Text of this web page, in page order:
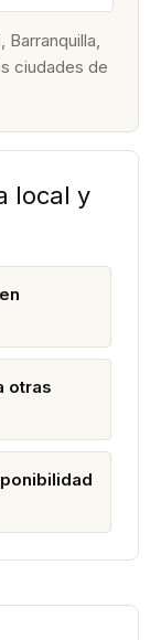
Barranquilla,
ciudades de
local y
otras